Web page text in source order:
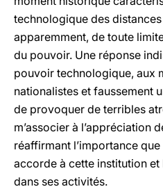
technologique des
apparemment, de toute
du pouvoir. Une réponse
pouvoir technologique, aux
nationalistes et faussement
de provoquer de terribles
m’associer à l’appréciation
réaffirmant l’importance
accorde à cette institution et
dans ses activités.